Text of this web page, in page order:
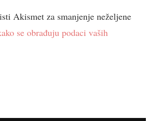
Akismet za smanjenje neželjene
se obrađuju podaci vaših